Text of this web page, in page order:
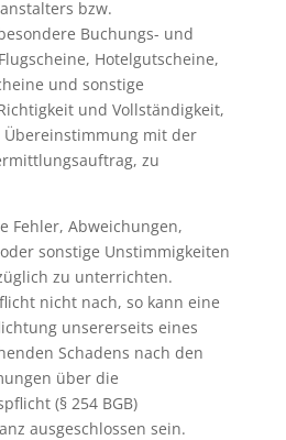
bzw.
Buchungs- und
Hotelgutscheine,
und sonstige
und Vollständigkeit,
mit der
zu
Fehler, Abweichungen,
sonstige Unstimmigkeiten
zu unterrichten.
nicht nach, so kann eine
unsererseits eines
Schadens nach den
über die
(§ 254 BGB)
ausgeschlossen sein.